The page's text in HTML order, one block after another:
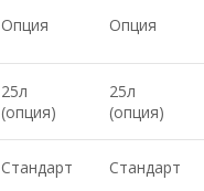
Опция Опция
25л
(опция)
25л
(опция)
Стандарт Стандарт